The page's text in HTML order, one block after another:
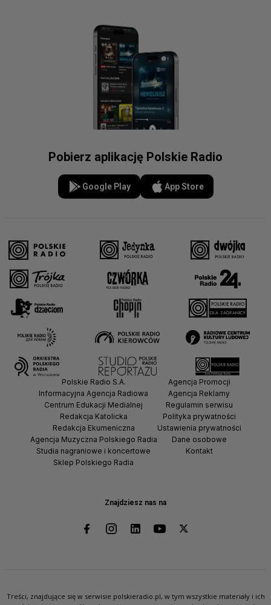
Pobierz aplikację Polskie Radio
Google Play App Store
Znajdziesz nas na
Polskie Radio S.A.
Informacyjna Agencja Radiowa
Centrum Edukacji Medialnej
Redakcja Katolicka
Redakcja Ekumeniczna
Agencja Muzyczna Polskiego Radia
Studia nagraniowe i koncertowe
Sklep Polskiego Radia
Agencja Promocji
Agencja Reklamy
Regulamin serwisu
Polityka prywatności
Ustawienia prywatności
Dane osobowe
Kontakt
Treści, znajdujące się w serwisie polskieradio.pl, w tym wszystkie materiały i ich